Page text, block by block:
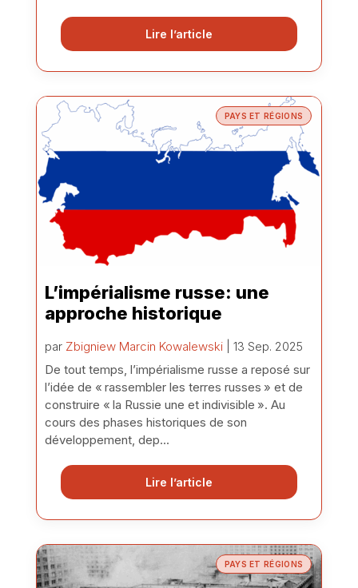
Lire l’article
PAYS ET RÉGIONS
L’impérialisme russe: une
approche historique
par Zbigniew Marcin Kowalewski| 13 Sep. 2025
De tout temps, l’impérialisme russe a reposé sur
l’idée de « rassembler les terres russes » et de
construire « la Russie une et indivisible ». Au
cours des phases historiques de son
développement, dep...
Lire l’article
PAYS ET RÉGIONS